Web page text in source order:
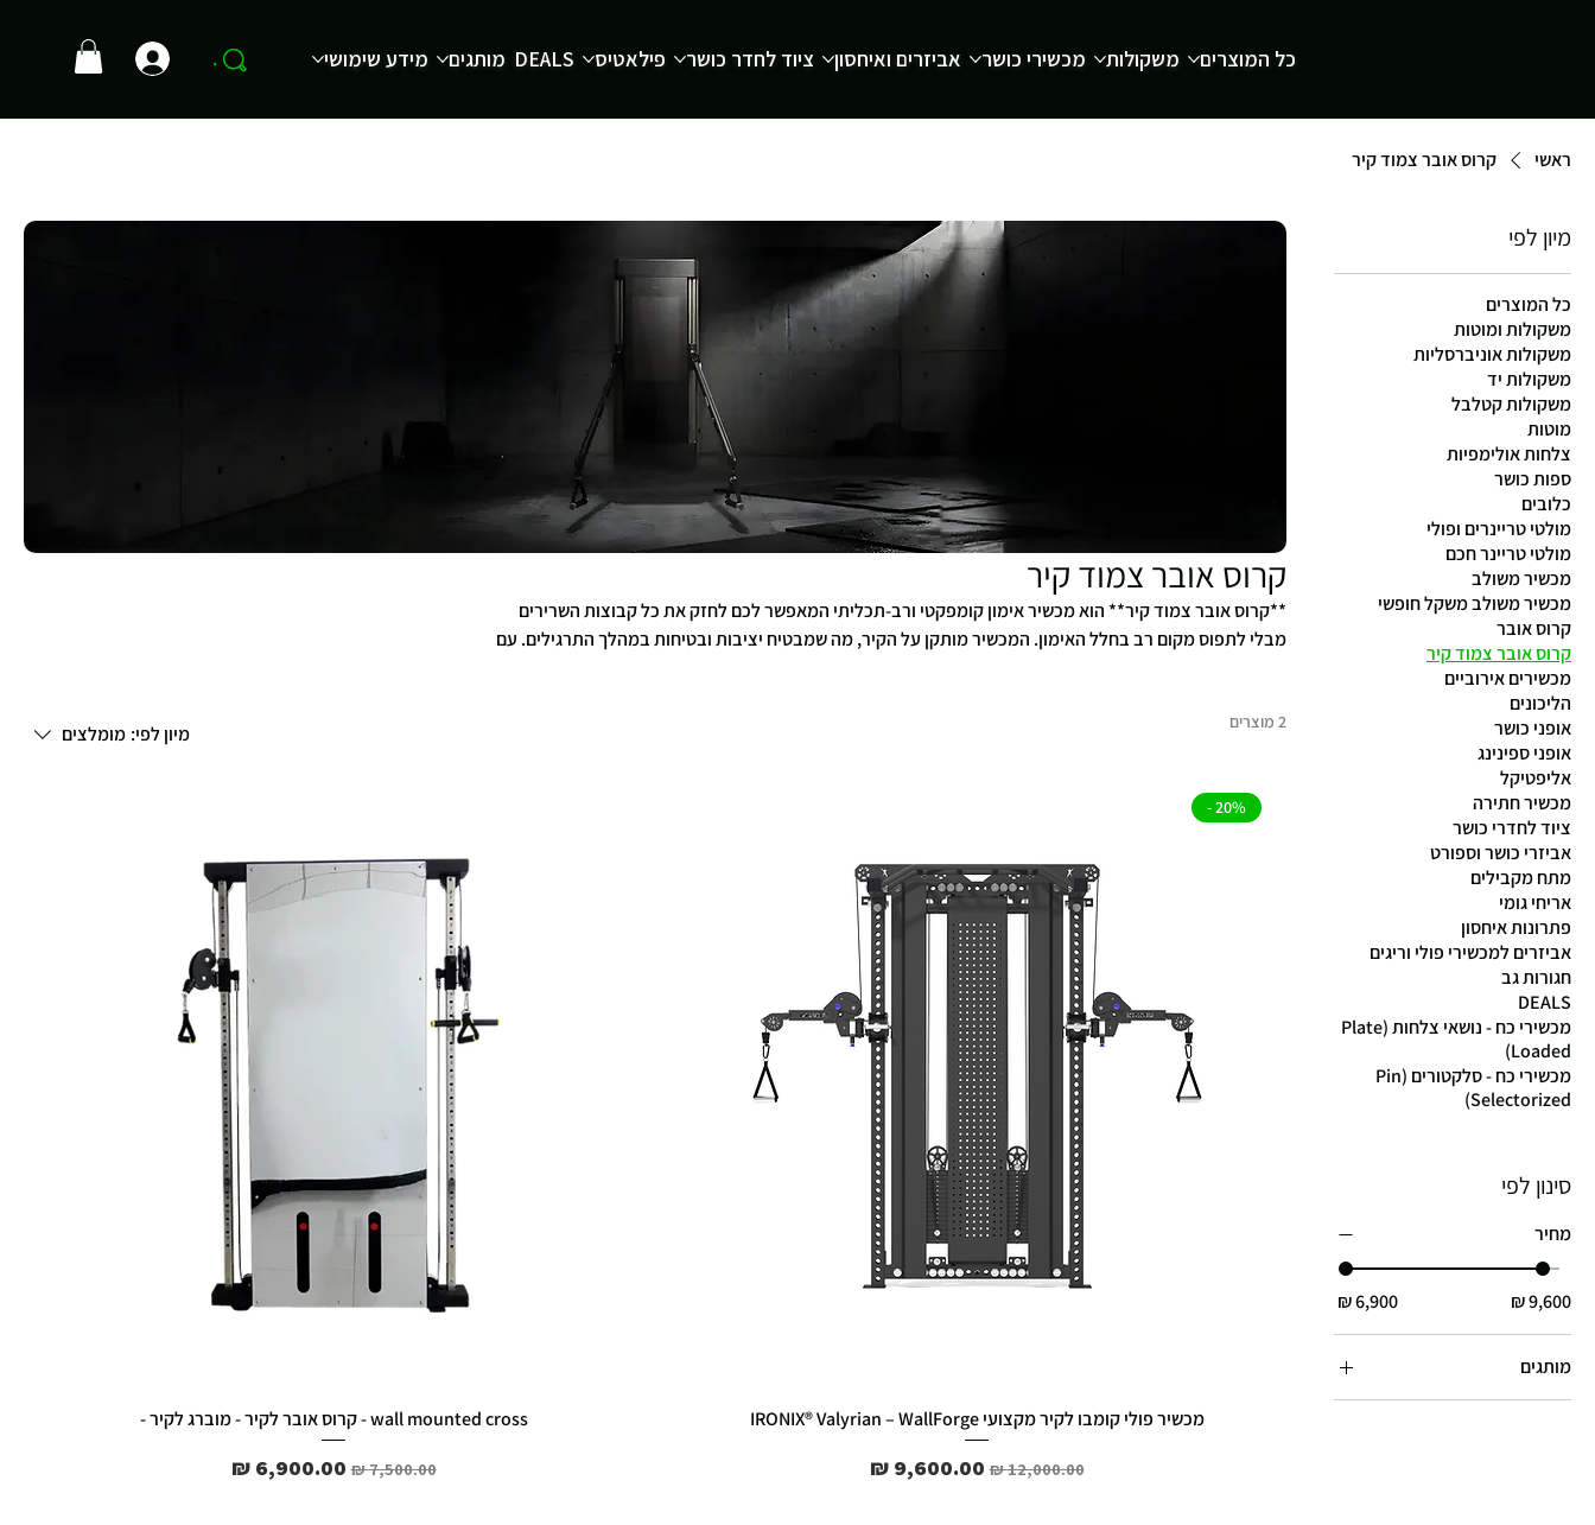
כל המוצרים משקולות מכשירי כושר אביזרים ואיחסון ציוד לחדר כושר פילאטיס DEALS מותגים מידע שימושי .
ראשי קרוס אובר צמוד קיר
מיון לפי
כל המוצרים
משקולות ומוטות
משקולות אוניברסליות
משקולות יד
משקולות קטלבל
מוטות
צלחות אולימפיות
ספות כושר
כלובים
מולטי טריינרים ופולי
מולטי טריינר חכם
מכשיר משולב
מכשיר משולב משקל חופשי
קרוס אובר
קרוס אובר צמוד קיר
מכשירים אירוביים
הליכונים
אופני כושר
אופני ספינינג
אליפטיקל
מכשיר חתירה
ציוד לחדרי כושר
אביזרי כושר וספורט
מתח מקבילים
אריחי גומי
פתרונות איחסון
אביזרים למכשירי פולי וריגים
חגורות גב
DEALS
מכשירי כח - נושאי צלחות (Plate
Loaded)
מכשירי כח - סלקטורים (Pin
Selectorized)
סינון לפי
מחיר
מותגים
ironix
קרוס אובר צמוד קיר
**קרוס אובר צמוד קיר** הוא מכשיר אימון קומפקטי ורב-תכליתי המאפשר לכם לחזק את כל קבוצות השרירים
מבלי לתפוס מקום רב בחלל האימון. המכשיר מותקן על הקיר, מה שמבטיח יציבות ובטיחות במהלך התרגילים. עם
2 מוצרים מיון לפי: מומלצים
20% -
מכשיר פולי קומבו לקיר מקצועי IRONIX® Valyrian – WallForge
מחיר רגיל‏12,000.00 ‏₪ מחיר מבצע
wall mounted cross - קרוס אובר לקיר - מוברג לקיר -
מחיר רגיל‏7,500.00 ‏₪ מחיר מבצע